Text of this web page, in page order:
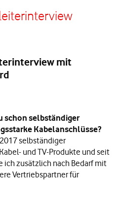
mit
schon selbständiger
Kabelanschlüsse?
selbständiger
und TV-Produkte und seit
ich zusätzlich nach Bedarf mit
Vertriebspartner für